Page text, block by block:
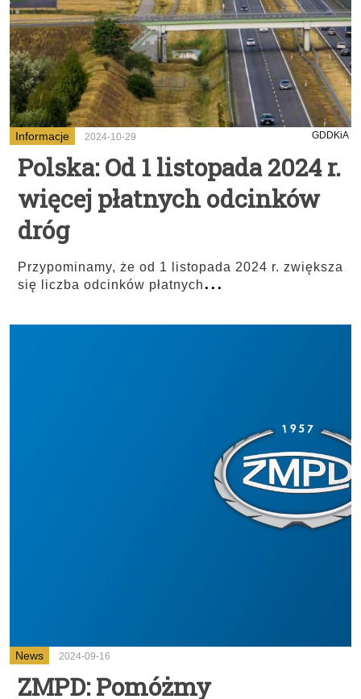
Informacje 2024-10-29 GDDKiA
Polska: Od 1 listopada 2024 r.
więcej płatnych odcinków
dróg
Przypominamy, że od 1 listopada 2024 r. zwiększa
się liczba odcinków płatnych...
News 2024-09-16
ZMPD: Pomóżmy